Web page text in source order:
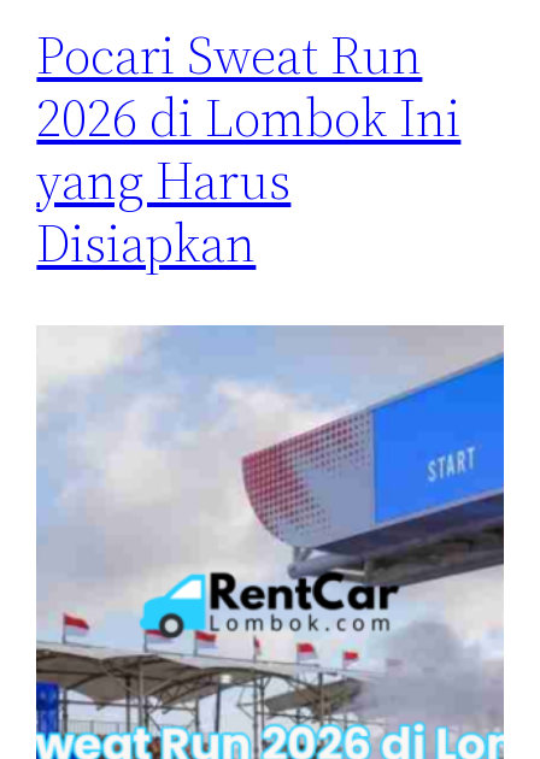
Pocari Sweat Run
2026 di Lombok Ini
yang Harus
Disiapkan